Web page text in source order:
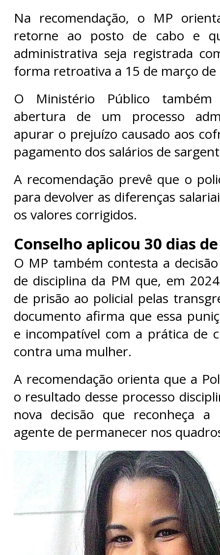
Na recomendação, o MP
retorne ao posto de cabo e
administrativa seja registrada
forma retroativa a 15 de março de
O Ministério Público também
abertura de um processo
apurar o prejuízo causado aos
pagamento dos salários de
A recomendação prevê que o
para devolver as diferenças
os valores corrigidos.
Conselho aplicou 30 dias
O MP também contesta a
de disciplina da PM que, em
de prisão ao policial pelas
documento afirma que essa
e incompatível com a prática de
contra uma mulher.
A recomendação orienta que a
o resultado desse processo
nova decisão que reconheça a
agente de permanecer nos